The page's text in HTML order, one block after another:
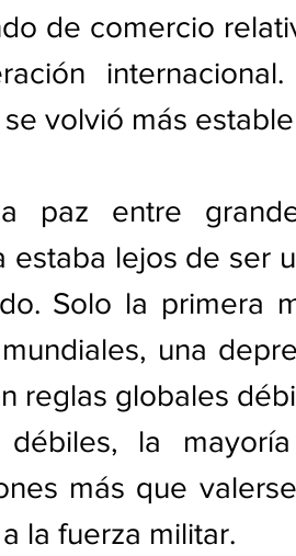
de comercio
volvió más
paz entre
estaba lejos de ser
Solo la primera
una
reglas globales
la
más que
la fuerza militar.